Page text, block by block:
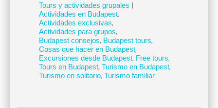
Tours y actividades grupales |
Actividades en Budapest,
Actividades exclusivas,
Actividades para grupos,
Budapest consejos, Budapest tours,
Cosas que hacer en Budapest,
Excursiones desde Budapest, Free tours,
Tours en Budapest, Turismo en Budapest,
Turismo en solitario, Turismo familiar